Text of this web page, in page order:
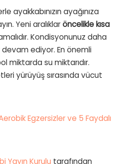
ayakkabınızın ayağınıza
Yeni aralıklaröncelikle kısa
Kondisyonunuz daha
devam ediyor. En önemli
miktarda su miktarıdır.
yürüyüş sırasında vücut
Egzersizler ve 5 Faydalı
Yayın Kurulu tarafından